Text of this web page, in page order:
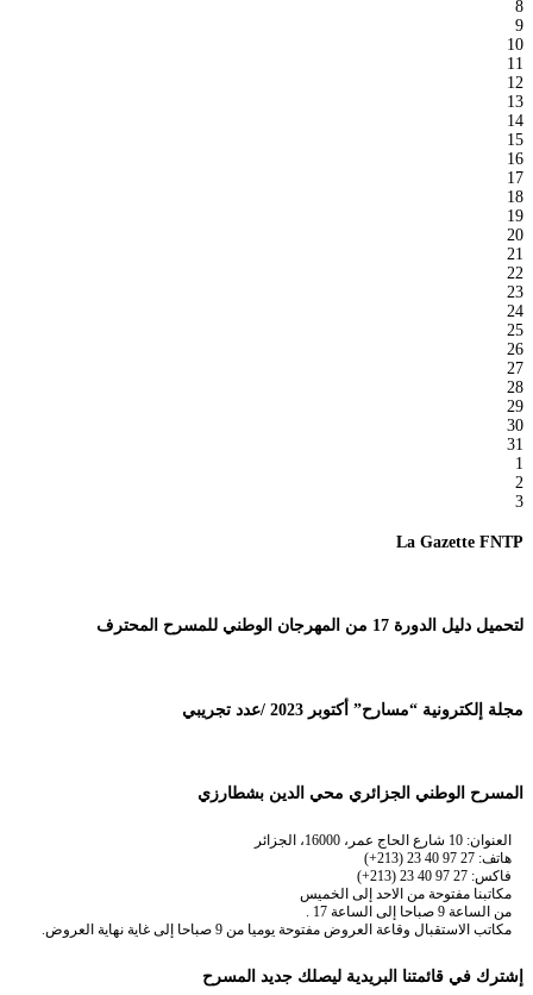
8
9
10
11
12
13
14
15
16
17
18
19
20
21
22
23
24
25
26
27
28
29
30
31
1
2
3
La Gazette FNTP
لتحميل دليل الدورة 17 من المهرجان الوطني للمسرح المحترف
مجلة إلكترونية “مسارح” أكتوبر 2023 /عدد تجريبي
المسرح الوطني الجزائري محي الدين بشطارزي
العنوان: 10 شارع الحاج عمر، 16000، الجزائر
هاتف: 27 97 40 23 (213+)
فاكس: 27 97 40 23 (213+)
مكاتبنا مفتوحة من الاحد إلى الخميس
من الساعة 9 صباحا إلى الساعة 17 .
مكاتب الاستقبال وقاعة العروض مفتوحة يوميا من 9 صباحا إلى غاية نهاية العروض.
إشترك في قائمتنا البريدية ليصلك جديد المسرح